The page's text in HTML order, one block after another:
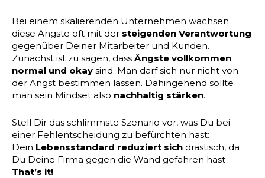
Bei einem skalierenden Unternehmen wachsen
diese Ängste oft mit der steigenden Verantwortung
gegenüber Deiner Mitarbeiter und Kunden.
Zunächst ist zu sagen, dass Ängste vollkommen
normal und okay sind. Man darf sich nur nicht von
der Angst bestimmen lassen. Dahingehend sollte
man sein Mindset also nachhaltig stärken.
Stell Dir das schlimmste Szenario vor, was Du bei
einer Fehlentscheidung zu befürchten hast:
Dein Lebensstandard reduziert sich drastisch, da
Du Deine Firma gegen die Wand gefahren hast –
That’s it!